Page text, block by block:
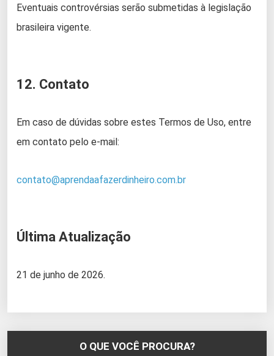
Eventuais controvérsias serão submetidas à legislação
brasileira vigente.
12. Contato
Em caso de dúvidas sobre estes Termos de Uso, entre
em contato pelo e-mail:
contato@aprendaafazerdinheiro.com.br
Última Atualização
21 de junho de 2026.
O QUE VOCÊ PROCURA?